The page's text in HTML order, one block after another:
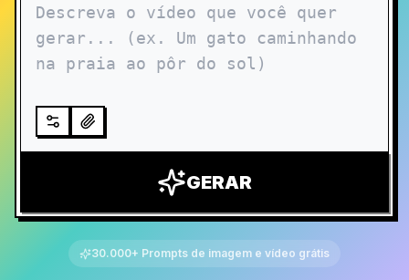
GERAR
30.000+ Prompts de imagem e vídeo grátis